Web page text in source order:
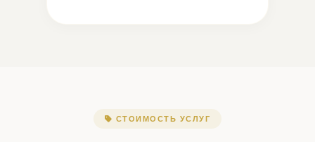
СТОИМОСТЬ УСЛУГ